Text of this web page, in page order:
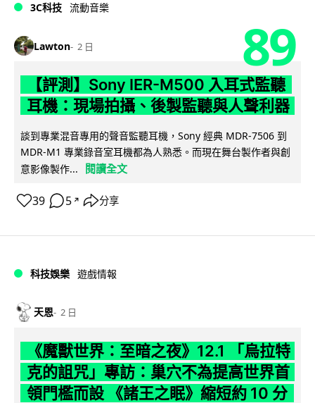
3C科技 流動音樂
Lawton 2 日 89
【評測】Sony IER-M500 入耳式監聽
耳機：現場拍攝、後製監聽與人聲利器
談到專業混音專用的聲音監聽耳機，Sony 經典 MDR-7506 到
MDR-M1 專業錄音室耳機都為人熟悉。而現在舞台製作者與創
意影像製作...
閱讀全文
39 5 ↗ 分享
科技娛樂 遊戲情報
天恩 2 日
《魔獸世界：至暗之夜》12.1 「烏拉特
克的詛咒」專訪：巢穴不為提高世界首
領門檻而設 《諸王之眠》縮短約 10 分